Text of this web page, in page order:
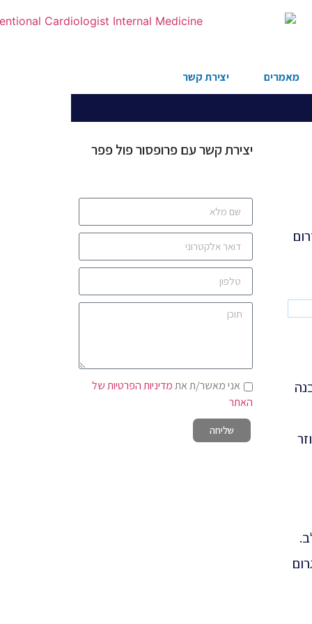
מאמרים יצירת קשר
יצירת קשר עם פרופסור פול פפר
אני מאשר/ת אתמדיניות הפרטיות של
האתר
שליחה